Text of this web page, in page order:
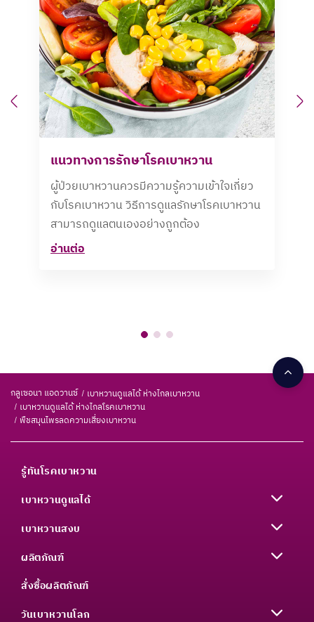
Previous
แนวทางการรักษาโรคเบาหวาน
ผู้ป่วยเบาหวานควรมีความรู้ความเข้าใจเกี่ยว
กับโรคเบาหวาน วิธีการดูแลรักษาโรคเบาหวาน
สามารถดูแลตนเองอย่างถูกต้อง
อ่านต่อ
กลูเซอนา แอดวานซ์
เบาหวานดูแลได้ ห่างไกลเบาหวาน
เบาหวานดูแลได้ ห่างไกลโรคเบาหวาน
พืชสมุนไพรลดความเสี่ยงเบาหวาน
รู้ทันโรคเบาหวาน
เบาหวานดูแลได้
เบาหวานสงบ
ผลิตภัณฑ์
สั่งซื้อผลิตภัณฑ์
วันเบาหวานโลก